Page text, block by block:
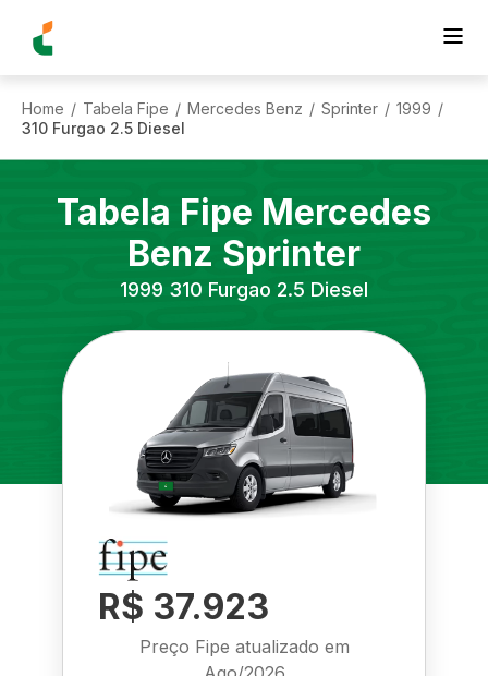
Home / Tabela Fipe / Mercedes Benz / Sprinter / 1999 /
310 Furgao 2.5 Diesel
Tabela Fipe Mercedes
Benz Sprinter
1999 310 Furgao 2.5 Diesel
R$ 37.923
Preço Fipe atualizado em